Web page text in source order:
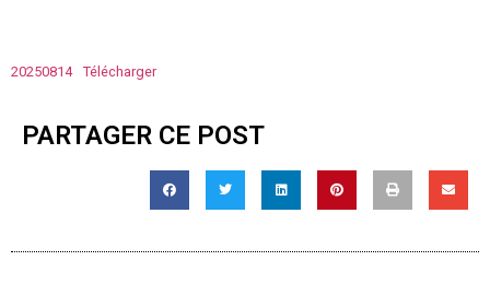
20250814 Télécharger
PARTAGER CE POST